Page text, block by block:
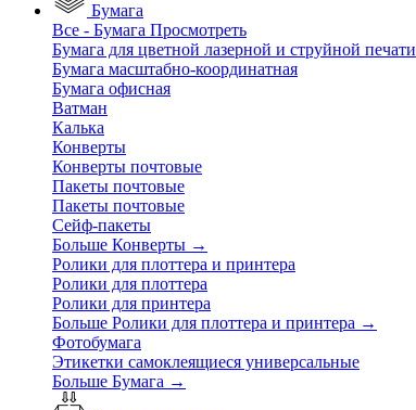
Бумага
Все - Бумага Просмотреть
Бумага для цветной лазерной и струйной печати
Бумага масштабно-координатная
Бумага офисная
Ватман
Калька
Конверты
Конверты почтовые
Пакеты почтовые
Пакеты почтовые
Сейф-пакеты
Больше Конверты →
Ролики для плоттера и принтера
Ролики для плоттера
Ролики для принтера
Больше Ролики для плоттера и принтера →
Фотобумага
Этикетки самоклеящиеся универсальные
Больше Бумага →